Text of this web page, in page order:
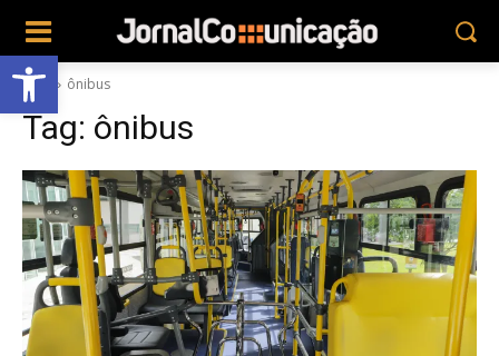
Abrir a barra de ferramentas
Tags ônibus
Tag: ônibus